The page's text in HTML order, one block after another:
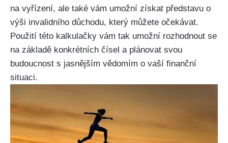
na vyřízení, ale také vám umožní získat představu o
výši invalidního důchodu, který můžete očekávat.
Použití této kalkulačky vám tak umožní rozhodnout se
na základě konkrétních čísel a plánovat svou
budoucnost s jasnějším vědomím o vaší finanční
situaci.